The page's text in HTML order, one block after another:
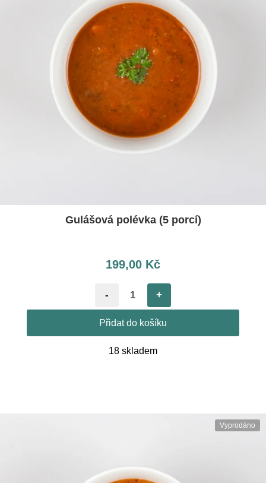
Gulášová polévka (5 porcí)
199,00 Kč
- +
Přidat do košíku
18 skladem
Vyprodáno